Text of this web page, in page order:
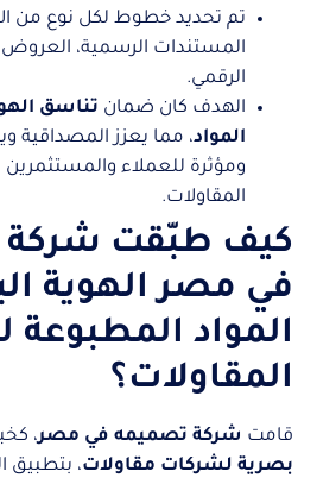
تم تحديد خطوط لكل نوع من
المستندات الرسمية، العروض
الرقمي.
الهدف كان ضمان تناسق
المواد، مما يعزز المصداقية
ومؤثرة للعملاء
المقاولات.
كيف طبّقت شركة
في مصر الهوية
المواد المطبوعة
المقاولات؟
قامت شركة تصميمه في مصر،
بصرية لشركات مقاولات، بتطبيق